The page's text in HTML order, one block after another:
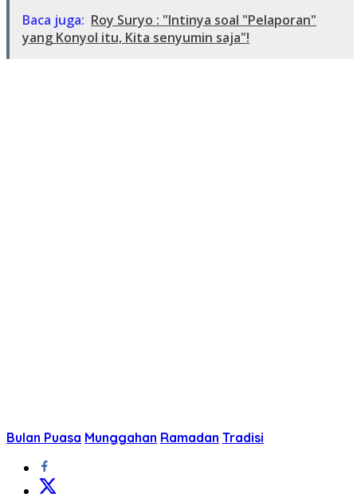
Baca juga: Roy Suryo : "Intinya soal "Pelaporan"
yang Konyol itu, Kita senyumin saja"!
Bulan Puasa Munggahan Ramadan Tradisi